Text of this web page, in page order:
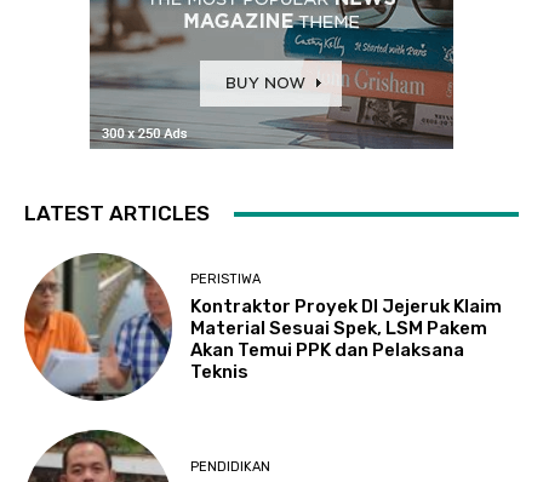
LATEST ARTICLES
PERISTIWA
Kontraktor Proyek DI Jejeruk Klaim
Material Sesuai Spek, LSM Pakem
Akan Temui PPK dan Pelaksana
Teknis
PENDIDIKAN